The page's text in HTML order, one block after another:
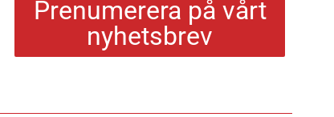
Prenumerera på vårt
nyhetsbrev